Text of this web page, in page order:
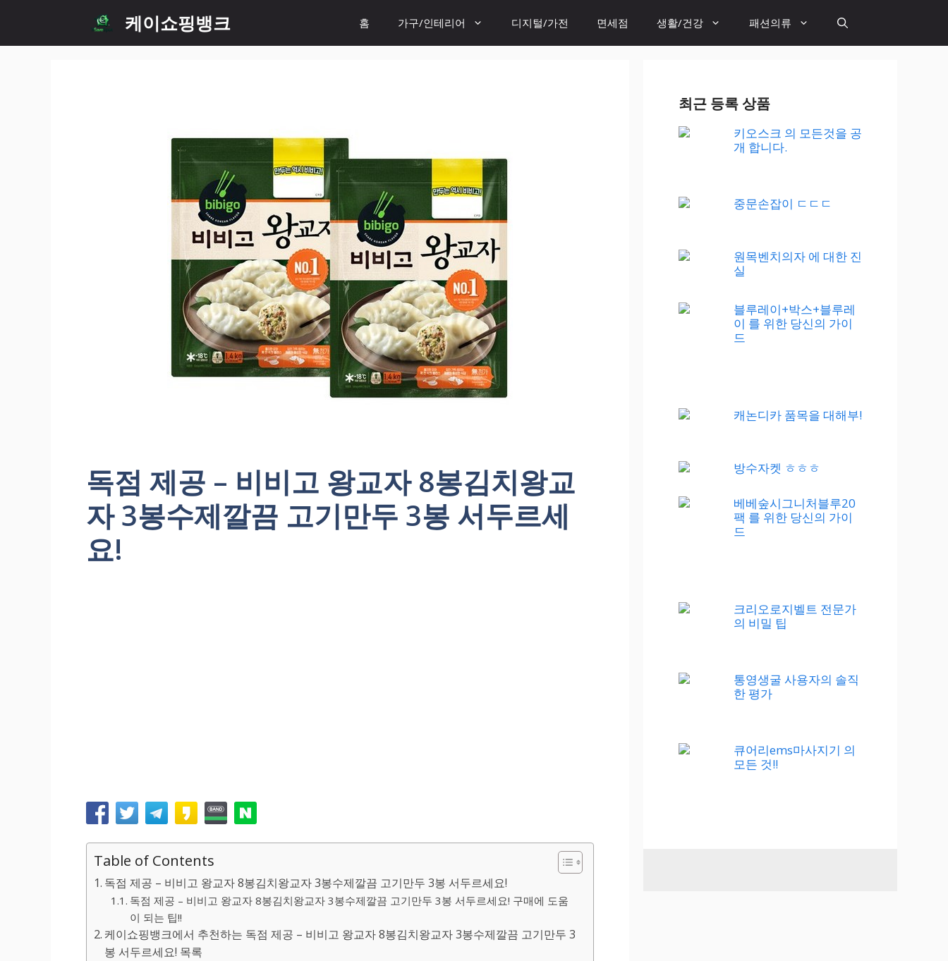
content
케이쇼핑뱅크 홈 가구/인테리어 디지털/가전 면세점 생활/건강 패션의류
독점 제공 – 비비고 왕교자 8봉김치왕교
자 3봉수제깔끔 고기만두 3봉 서두르세
요!
Table of Contents
독점 제공 – 비비고 왕교자 8봉김치왕교자 3봉수제깔끔 고기만두 3봉 서두르세요!
독점 제공 – 비비고 왕교자 8봉김치왕교자 3봉수제깔끔 고기만두 3봉 서두르세요! 구매에 도움
이 되는 팁!!
케이쇼핑뱅크에서 추천하는 독점 제공 – 비비고 왕교자 8봉김치왕교자 3봉수제깔끔 고기만두 3
봉 서두르세요! 목록
최근 등록 상품
키오스크 의 모든것을 공
개 합니다.
중문손잡이 ㄷㄷㄷ
원목벤치의자 에 대한 진
실
블루레이+박스+블루레
이 를 위한 당신의 가이
드
캐논디카 품목을 대해부!
방수자켓 ㅎㅎㅎ
베베숲시그니처블루20
팩 를 위한 당신의 가이
드
크리오로지벨트 전문가
의 비밀 팁
통영생굴 사용자의 솔직
한 평가
큐어리ems마사지기 의
모든 것!!